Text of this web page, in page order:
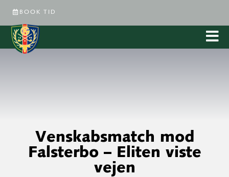
BOOK TID
Venskabsmatch mod
Falsterbo – Eliten viste
vejen